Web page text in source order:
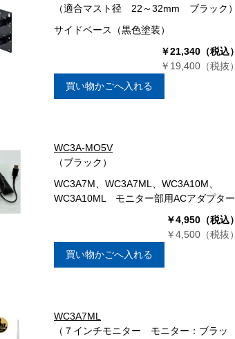
（適合マスト径 22～32mm ブラック）
サイドベース（黒色塗装）
￥21,340（税込）
￥19,400（税抜）
買い物かごへ入れる
WC3A-MO5V
（ブラック）
WC3A7M、WC3A7ML、WC3A10M、
WC3A10ML モニター部用ACアダプター
￥4,950（税込）
￥4,500（税抜）
買い物かごへ入れる
WC3A7ML
（７インチモニター モニター：ブラッ